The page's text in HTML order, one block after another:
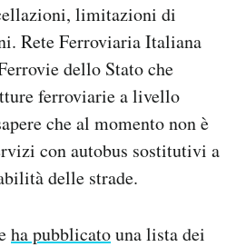
limitazioni di
Rete Ferroviaria Italiana
dello Stato che
ferroviarie a livello
che al momento non è
con autobus sostitutivi a
delle strade.
ha pubblicatouna lista dei